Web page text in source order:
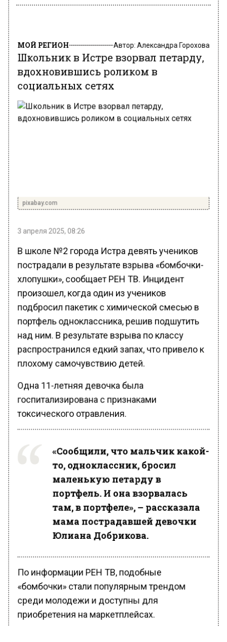
МОЙ РЕГИОН
Школьник в Истре взорвал петарду,
вдохновившись роликом в
социальных сетях
pixabay.com
3 апреля 2025, 08:26
В школе №2 города Истра девять учеников
пострадали в результате взрыва «бомбочки-
хлопушки», сообщает РЕН ТВ. Инцидент
произошел, когда один из учеников
подбросил пакетик с химической смесью в
портфель одноклассника, решив подшутить
над ним. В результате взрыва по классу
распространился едкий запах, что привело к
плохому самочувствию детей.
Одна 11-летняя девочка была
госпитализирована с признаками
токсического отравления.
«Сообщили, что мальчик какой-
то, одноклассник, бросил
маленькую петарду в
портфель. И она взорвалась
там, в портфеле», – рассказала
мама пострадавшей девочки
Юлиана Добрикова.
По информации РЕН ТВ, подобные
«бомбочки» стали популярным трендом
среди молодежи и доступны для
приобретения на маркетплейсах.